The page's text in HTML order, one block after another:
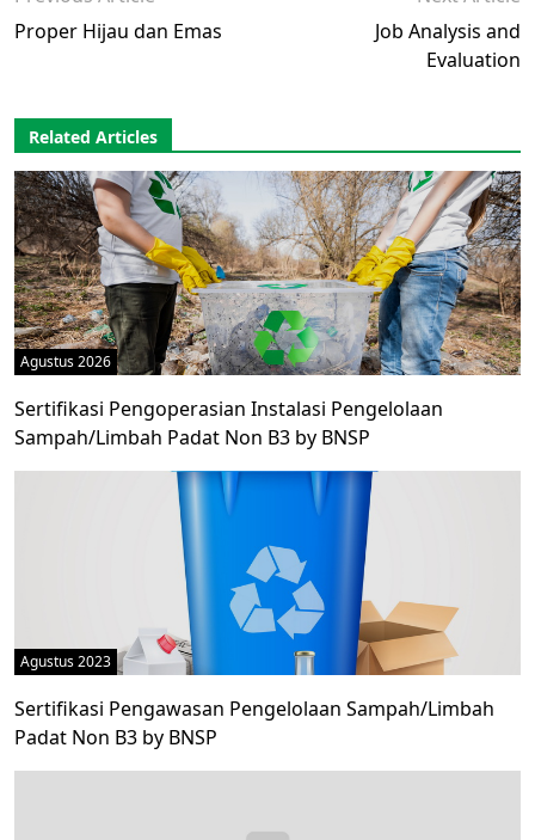
Proper Hijau dan Emas
Job Analysis and
Evaluation
Related Articles
Agustus 2026
Sertifikasi Pengoperasian Instalasi Pengelolaan
Sampah/Limbah Padat Non B3 by BNSP
Agustus 2023
Sertifikasi Pengawasan Pengelolaan Sampah/Limbah
Padat Non B3 by BNSP